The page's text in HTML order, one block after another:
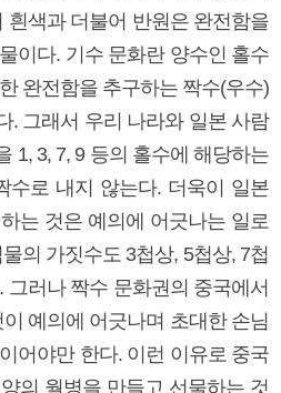
흰색과 더불어 반원은 완전함을
이다. 기수 문화란 양수인 홀수
완전함을 추구하는 짝수(우수)
. 그래서 우리 나라와 일본 사람
1, 3, 7, 9 등의 홀수에 해당하는
수로 내지 않는다. 더욱이 일본
는 것은 예의에 어긋나는 일로
의 가짓수도 3첩상, 5첩상, 7첩
그러나 짝수 문화권의 중국에서
예의에 어긋나며 초대한 손님
어야만 한다. 이런 이유로 중국
의 월병을 만들고 선물하는 것